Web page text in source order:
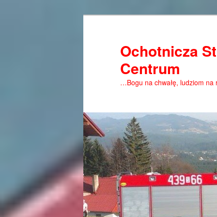
Ochotnicza
Centrum
…Bogu na chwałę, ludziom